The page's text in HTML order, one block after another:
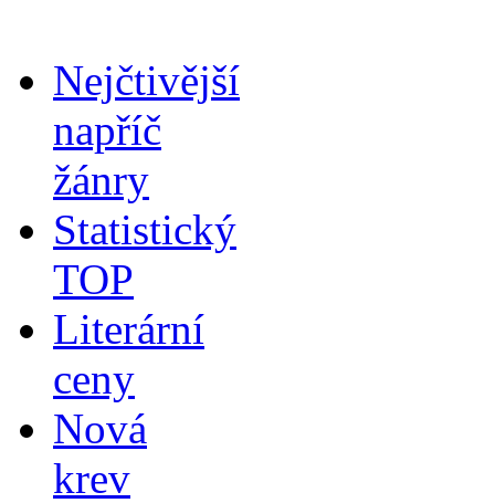
Nejčtivější
napříč
žánry
Statistický
TOP
Literární
ceny
Nová
krev